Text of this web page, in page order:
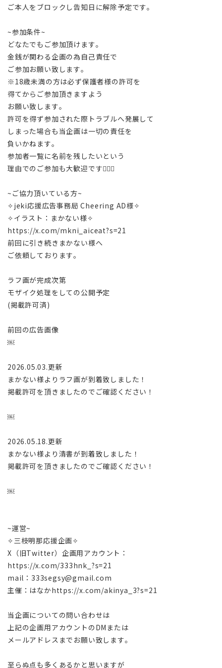
ご本人をブロックし告知日に解除予定です。
~参加条件~
どなたでもご参加頂けます。
金銭が関わる企画の為自己責任で
ご参加お願い致します。
※18歳未満の方は必ず保護者様の許可を
得てからご参加頂きますよう
お願い致します。
許可を得ず参加された際トラブルへ発展して
しまった場合も当企画は一切の責任を
負いかねます。
参加者一覧に名前を残したいという
理由でのご参加も大歓迎です🙆🏻‍♀️
~ご協力頂いている方~
✧jeki応援広告事務局 Cheering AD様✧
✧イラスト：まかない様✧
https://x.com/mkni_aiceat?s=21
前回に引き続きまかない様へ
ご依頼しております。
ラフ画が完成次第
モザイク処理をしての公開予定
(掲載許可済)
前回の広告画像
￼
2026.05.03.更新
まかない様よりラフ画が到着致しました！
掲載許可を頂きましたのでご確認ください！
￼
2026.05.18.更新
まかない様より清書が到着致しました！
掲載許可を頂きましたのでご確認ください！
￼
~運営~
✧三枝明那応援企画✧
X（旧Twitter）企画用アカウント：
https://x.com/333hnk_?s=21
mail：333segsy@gmail.com
主催：はなかhttps://x.com/akinya_3?s=21
当企画についての問い合わせは
上記の企画用アカウントのDMまたは
メールアドレスまでお願い致します。
至らぬ点も多くあるかと思いますが